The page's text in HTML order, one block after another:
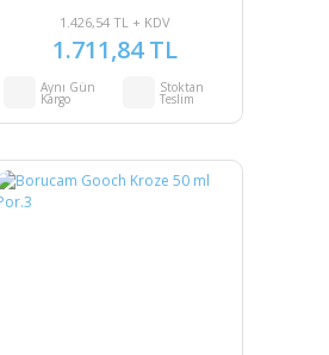
1.426,54 TL + KDV
1.711,84 TL
Aynı Gün
Kargo
Stoktan
Teslim